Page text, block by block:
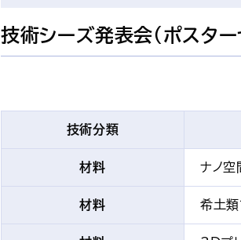
技術シーズ発表会（ポスター
技術分類
材料 ナノ
材料 希土類